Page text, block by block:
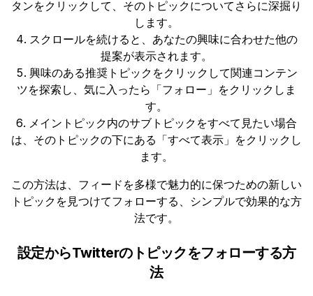
タンをクリックして、そのトピックについてさらに深掘り
します。
スクロールを続けると、あなたの興味に合わせた他の
提案が表示されます。
興味のある推奨トピックをクリックして関連コンテン
ツを探索し、気に入ったら「フォロー」をクリックしま
す。
メイントピック内のサブトピックをすべて見たい場合
は、そのトピックの下にある「すべて表示」をクリックし
ます。
この方法は、フィードを多様で魅力的に保つための新しい
トピックを見つけてフォローする、シンプルで効果的な方
法です。
設定からTwitterのトピックをフォローする方
法